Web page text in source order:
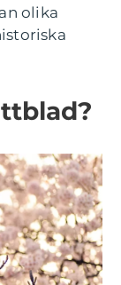
olika